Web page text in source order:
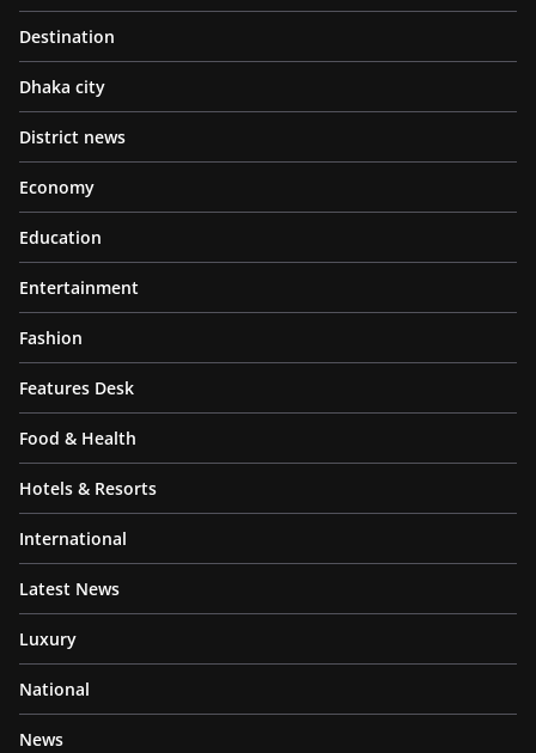
Destination
Dhaka city
District news
Economy
Education
Entertainment
Fashion
Features Desk
Food & Health
Hotels & Resorts
International
Latest News
Luxury
National
News